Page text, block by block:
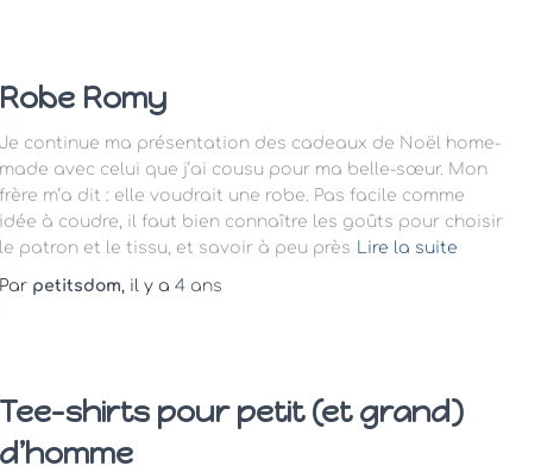
Robe Romy
Je continue ma présentation des cadeaux de Noël home-
made avec celui que j’ai cousu pour ma belle-sœur. Mon
frère m’a dit : elle voudrait une robe. Pas facile comme
idée à coudre, il faut bien connaître les goûts pour choisir
le patron et le tissu, et savoir à peu près Lire la suite
Par petitsdom, il y a 4 ans
Tee-shirts pour petit (et grand)
d’homme